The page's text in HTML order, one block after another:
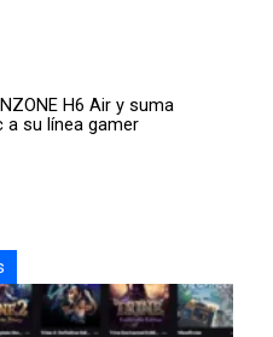
H6 Air y suma
a su línea gamer